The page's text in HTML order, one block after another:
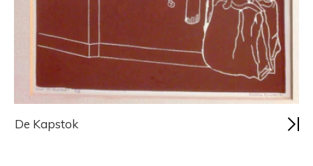
De Kapstok